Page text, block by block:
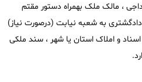
، مالک ملک بهمراه دستور مقتم
به شعبه نیابت (درصورت نیاز)
و املاک استان یا شهر ، سند ملکی